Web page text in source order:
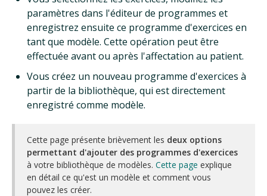
paramètres dans l'éditeur de programmes et
enregistrez ensuite ce programme d'exercices en
tant que modèle. Cette opération peut être
effectuée avant ou après l'affectation au patient.
Vous créez un nouveau programme d'exercices à
partir de la bibliothèque, qui est directement
enregistré comme modèle.
Cette page présente brièvement les deux options
permettant d'ajouter des programmes d'exercices
à votre bibliothèque de modèles. Cette page explique
en détail ce qu'est un modèle et comment vous
pouvez les créer.